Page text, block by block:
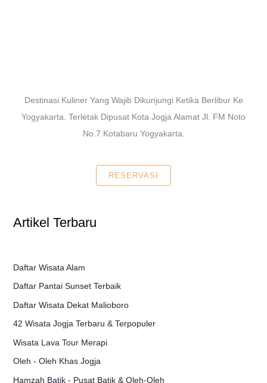
Destinasi Kuliner Yang Wajib Dikunjungi Ketika Berlibur Ke
Yogyakarta. Terletak Dipusat Kota Jogja Alamat Jl. FM Noto
No.7 Kotabaru Yogyakarta.
RESERVASI
Artikel Terbaru
Daftar Wisata Alam
Daftar Pantai Sunset Terbaik
Daftar Wisata Dekat Malioboro
42 Wisata Jogja Terbaru & Terpopuler
Wisata Lava Tour Merapi
Oleh - Oleh Khas Jogja
Hamzah Batik - Pusat Batik & Oleh-Oleh